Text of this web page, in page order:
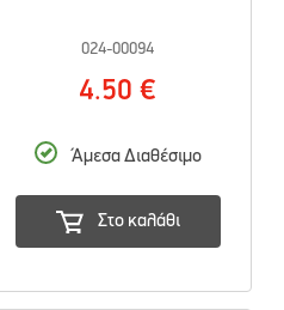
024-00094
4.50 €
Άμεσα Διαθέσιμο
Στο καλάθι